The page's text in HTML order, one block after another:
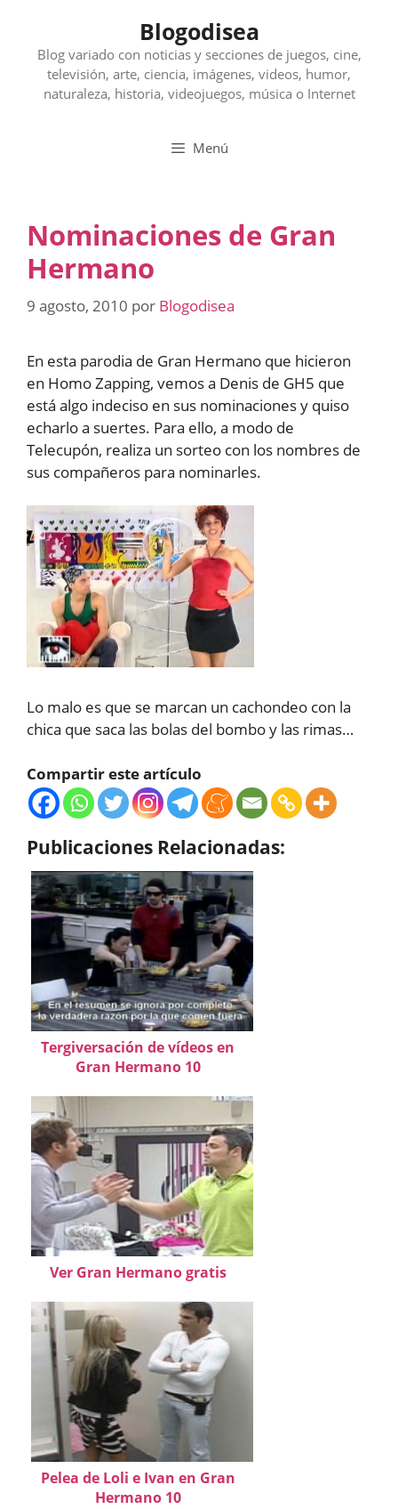
contenido
Blogodisea
Blog variado con noticias y secciones de juegos, cine,
televisión, arte, ciencia, imágenes, videos, humor,
naturaleza, historia, videojuegos, música o Internet
Menú
Nominaciones de Gran
Hermano
9 agosto, 2010 por Blogodisea
En esta parodia de Gran Hermano que hicieron
en Homo Zapping, vemos a Denis de GH5 que
está algo indeciso en sus nominaciones y quiso
echarlo a suertes. Para ello, a modo de
Telecupón, realiza un sorteo con los nombres de
sus compañeros para nominarles.
Lo malo es que se marcan un cachondeo con la
chica que saca las bolas del bombo y las rimas…
Compartir este artículo
Publicaciones Relacionadas:
Tergiversación de vídeos en
Gran Hermano 10
Ver Gran Hermano gratis
Pelea de Loli e Ivan en Gran
Hermano 10